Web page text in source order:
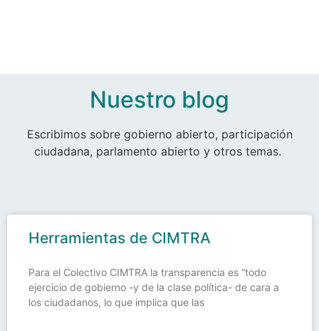
Nuestro blog
Escribimos sobre gobierno abierto, participación
ciudadana, parlamento abierto y otros temas.
Herramientas de CIMTRA
Para el Colectivo CIMTRA la transparencia es “todo
ejercicio de gobierno -y de la clase política- de cara a
los ciudadanos, lo que implica que las